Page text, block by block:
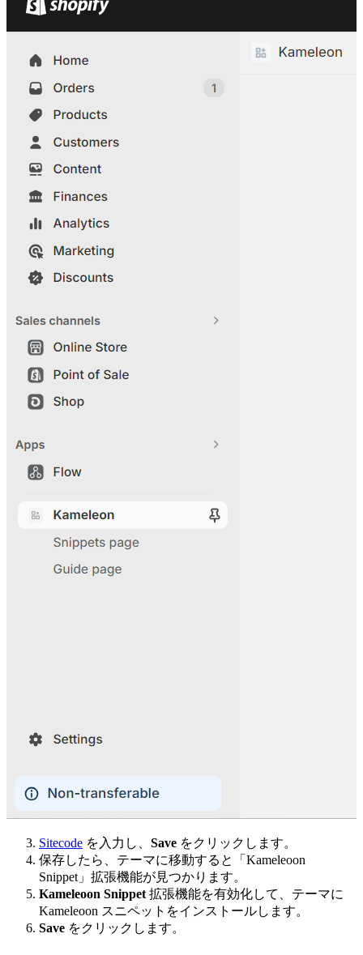
Sitecode を入力し、 Save をクリックします。
保存したら、テーマに移動すると「Kameleoon
Snippet」拡張機能が見つかります。
Kameleoon Snippet 拡張機能を有効化して、テーマに
Kameleoon スニペットをインストールします。
Save をクリックします。